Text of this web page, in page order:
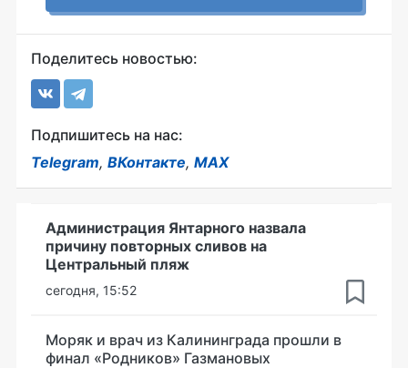
Поделитесь новостью:
Подпишитесь на нас:
Telegram, ВКонтакте, MAX
Администрация Янтарного назвала
причину повторных сливов на
Центральный пляж
сегодня, 15:52
Моряк и врач из Калининграда прошли в
финал «Родников» Газмановых